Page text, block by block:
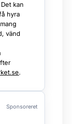
kan
hyra
vänd
.
Sponsoreret